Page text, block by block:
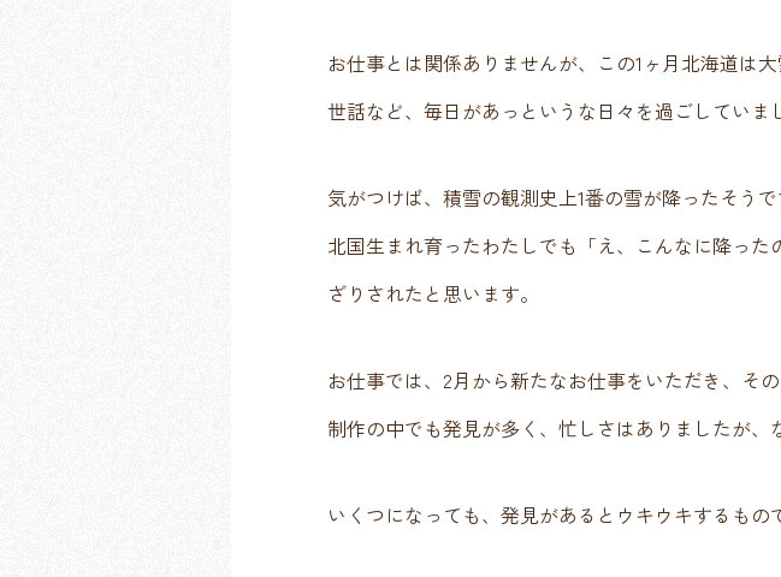
お仕事とは関係ありませんが、この1ヶ月北海道は
世話など、毎日があっというな日々を過ごしていま
気がつけば、積雪の観測史上1番の雪が降ったそうで
北国生まれ育ったわたしでも「え、こんなに降っ
ざりされたと思います。
お仕事では、2月から新たなお仕事をいただき、そ
制作の中でも発見が多く、忙しさはありましたが、
いくつになっても、発見があるとウキウキするもの